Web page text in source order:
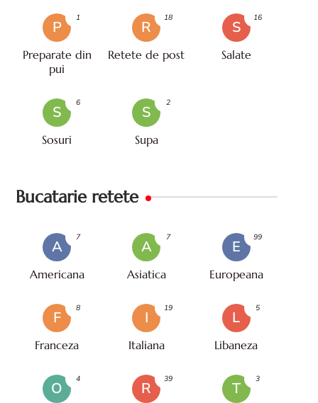
P
Preparate din
pui
1
R
Retete de post
18
S
Salate
16
S
Sosuri
6
S
Supa
2
Bucatarie retete
A
Americana
7
A
Asiatica
7
E
Europeana
99
F
Franceza
8
I
Italiana
19
L
Libaneza
5
O
4
R
39
T
3